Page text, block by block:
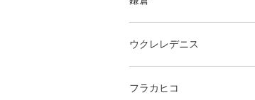
ウクレレデニス
フラカヒコ